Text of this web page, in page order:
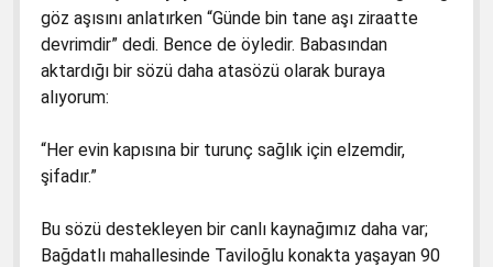
göz aşısını anlatırken “Günde bin tane aşı ziraatte
devrimdir” dedi. Bence de öyledir. Babasından
aktardığı bir sözü daha atasözü olarak buraya
alıyorum:
“Her evin kapısına bir turunç sağlık için elzemdir,
şifadır.”
Bu sözü destekleyen bir canlı kaynağımız daha var;
Bağdatlı mahallesinde Taviloğlu konakta yaşayan 90